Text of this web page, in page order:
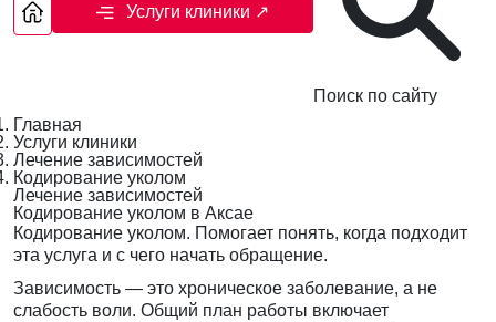
Услуги клиники ↗
Поиск по сайту
Главная
Услуги клиники
Лечение зависимостей
Кодирование уколом
Лечение зависимостей
Кодирование уколом в Аксае
Кодирование уколом. Помогает понять, когда подходит
эта услуга и с чего начать обращение.
Зависимость — это хроническое заболевание, а не
слабость воли. Общий план работы включает